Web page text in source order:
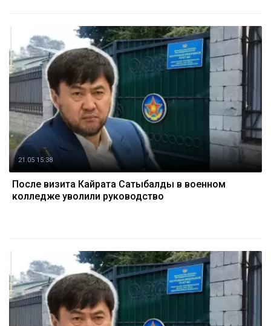
21.05 15:38
После визита Кайрата Сатыбалды в военном
колледже уволили руководство